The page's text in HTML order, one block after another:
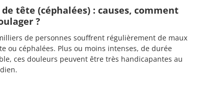
tête (céphalées) : causes, comment
?
de personnes souffrent régulièrement de maux
ou céphalées. Plus ou moins intenses, de durée
ces douleurs peuvent être très handicapantes au